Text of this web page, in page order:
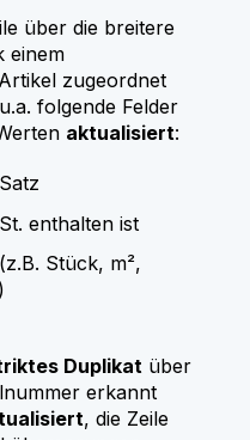
über die breitere
einem
zugeordnet
folgende Felder
aktualisiert:
enthalten ist
Stück, m²,
Duplikat über
erkannt
, die Zeile